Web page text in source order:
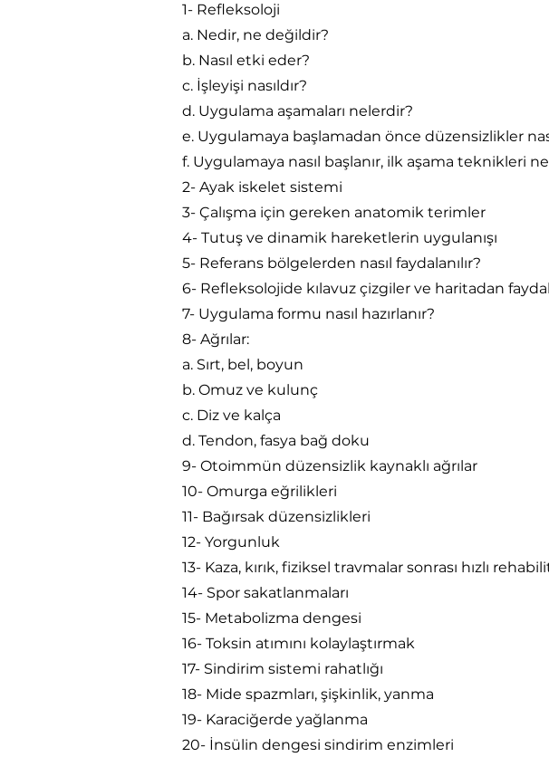
1- Refleksoloji
a. Nedir, ne değildir?
b. Nasıl etki eder?
c. İşleyişi nasıldır?
d. Uygulama aşamaları nelerdir?
e. Uygulamaya başlamadan önce düzensizlikler
f. Uygulamaya nasıl başlanır, ilk aşama teknikleri
2- Ayak iskelet sistemi
3- Çalışma için gereken anatomik terimler
4- Tutuş ve dinamik hareketlerin uygulanışı
5- Referans bölgelerden nasıl faydalanılır?
6- Refleksolojide kılavuz çizgiler ve haritadan
7- Uygulama formu nasıl hazırlanır?
8- Ağrılar:
a. Sırt, bel, boyun
b. Omuz ve kulunç
c. Diz ve kalça
d. Tendon, fasya bağ doku
9- Otoimmün düzensizlik kaynaklı ağrılar
10- Omurga eğrilikleri
11- Bağırsak düzensizlikleri
12- Yorgunluk
13- Kaza, kırık, fiziksel travmalar sonrası hızlı
14- Spor sakatlanmaları
15- Metabolizma dengesi
16- Toksin atımını kolaylaştırmak
17- Sindirim sistemi rahatlığı
18- Mide spazmları, şişkinlik, yanma
19- Karaciğerde yağlanma
20- İnsülin dengesi sindirim enzimleri